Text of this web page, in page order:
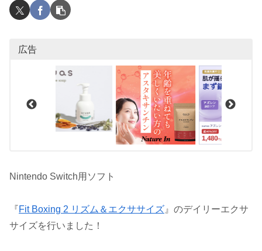
広告
Nintendo Switch用ソフト
『Fit Boxing 2 リズム＆エクササイズ 』のデイリーエクサ
サイズを行いました！